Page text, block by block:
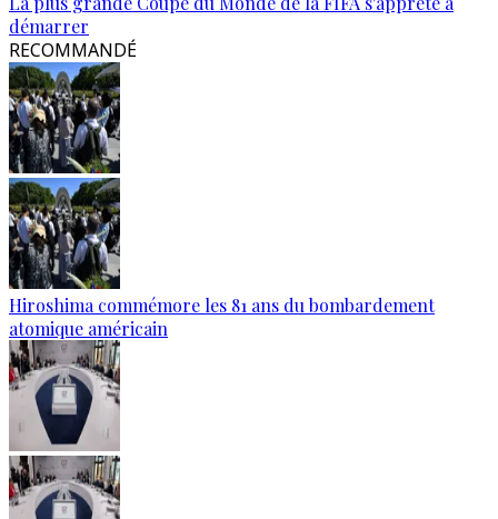
démarrer
RECOMMANDÉ
Hiroshima commémore les 81 ans du bombardement
atomique américain